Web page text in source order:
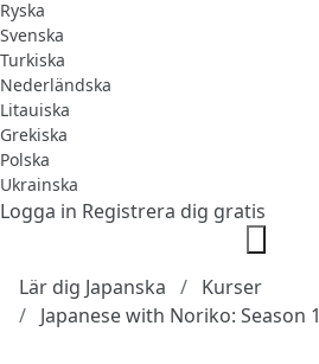
Ryska
Svenska
Turkiska
Nederländska
Litauiska
Grekiska
Polska
Ukrainska
Logga in Registrera dig gratis
Lär dig Japanska
Kurser
Japanese with Noriko: Season 1